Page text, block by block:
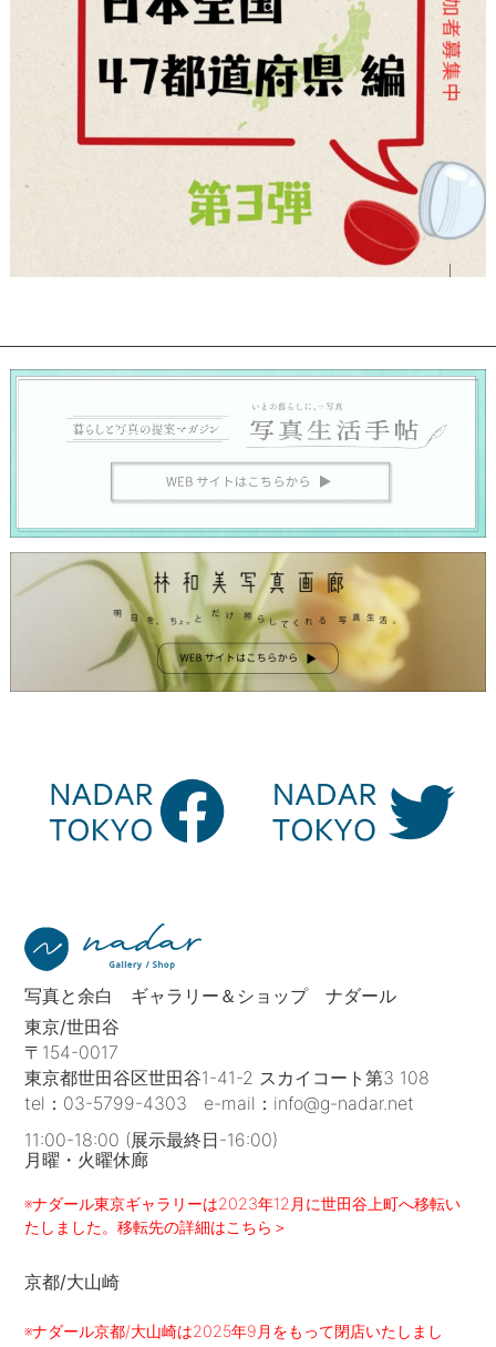
写真と余白 ギャラリー＆ショップ ナダール
東京/世田谷
〒154-0017
東京都世田谷区世田谷1-41-2 スカイコート第3 108
tel： 03-5799-4303 e-mail： info@g-nadar.net
11:00-18:00 (展示最終日-16:00)
月曜・火曜休廊
※ナダール東京ギャラリーは2023年12月に世田谷上町へ移転い
たしました。移転先の詳細はこちら＞
京都/大山崎
※ナダール京都/大山崎は2025年9月をもって閉店いたしまし